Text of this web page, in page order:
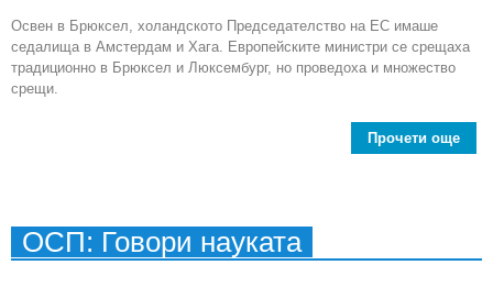
Освен в Брюксел, холандското Председателство на ЕС имаше
седалища в Амстердам и Хага. Европейските министри се срещаха
традиционно в Брюксел и Люксембург, но проведоха и множество
срещи.
Прочети още
ОСП: Говори науката